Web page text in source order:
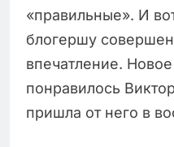
«правильные». И
блогершу
впечатление.
понравилось
пришла от него в